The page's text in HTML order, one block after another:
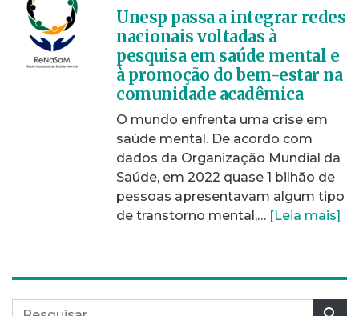
Unesp passa a integrar redes
nacionais voltadas à
pesquisa em saúde mental e
à promoção do bem-estar na
comunidade acadêmica
O mundo enfrenta uma crise em
saúde mental. De acordo com
dados da Organização Mundial da
Saúde, em 2022 quase 1 bilhão de
pessoas apresentavam algum tipo
de transtorno mental,… [Leia mais]
Pesquisar por: